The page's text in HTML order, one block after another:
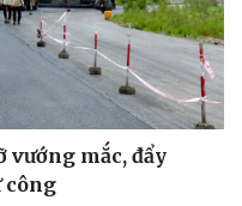
vướng mắc, đẩy
công